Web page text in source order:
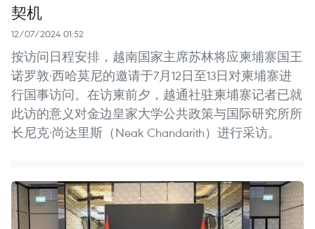
契机
12/07/2024 01:52
按访问日程安排，越南国家主席苏林将应柬埔寨国王
诺罗敦·西哈莫尼的邀请于7月12日至13日对柬埔寨进
行国事访问。在访柬前夕，越通社驻柬埔寨记者已就
此访的意义对金边皇家大学公共政策与国际研究所所
长尼克·尚达里斯（Neak Chandarith）进行采访。